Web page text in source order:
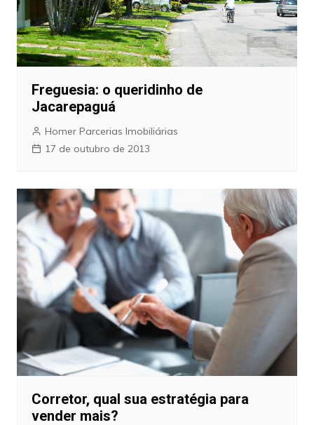
Freguesia: o queridinho de
Jacarepaguá
Homer Parcerias Imobiliárias
17 de outubro de 2013
Corretor, qual sua estratégia para
vender mais?